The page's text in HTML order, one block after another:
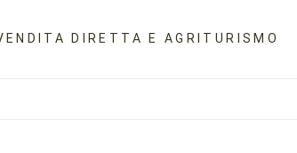
DIRETTA E AGRITURISMO